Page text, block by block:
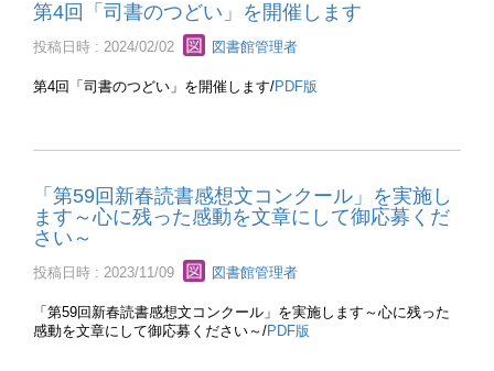
第4回「司書のつどい」を開催します
投稿日時 : 2024/02/02 図書館管理者
第4回「司書のつどい」を開催します/PDF版
「第59回新春読書感想文コンクール」を実施し
ます～心に残った感動を文章にして御応募くだ
さい～
投稿日時 : 2023/11/09 図書館管理者
「第59回新春読書感想文コンクール」を実施します～心に残った
感動を文章にして御応募ください～/PDF版